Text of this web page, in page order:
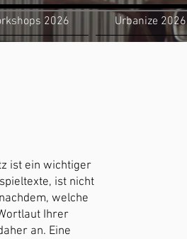
2026 Urbanize 2026
ist ein wichtiger
ist nicht
welche
Ihrer
an. Eine